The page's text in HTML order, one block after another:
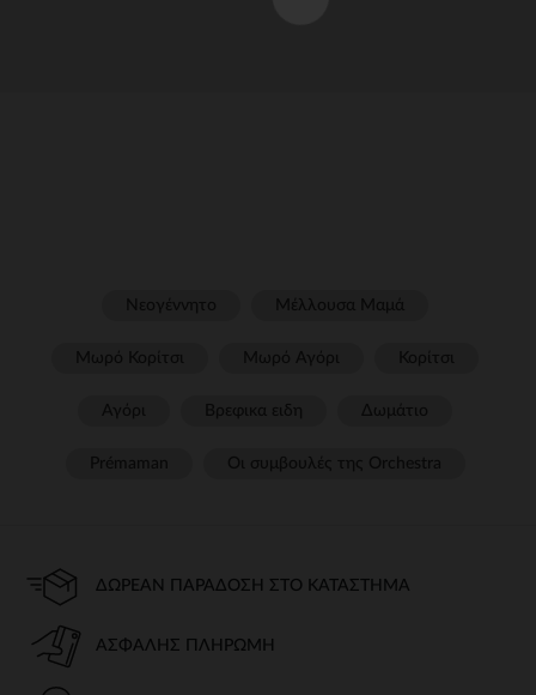
ΔΩΡΕΆΝ ΠΑΡΆΔΟΣΗ ΣΤΟ ΚΑΤΆΣΤΗΜΑ
ΑΣΦΑΛΉΣ ΠΛΗΡΩΜΉ